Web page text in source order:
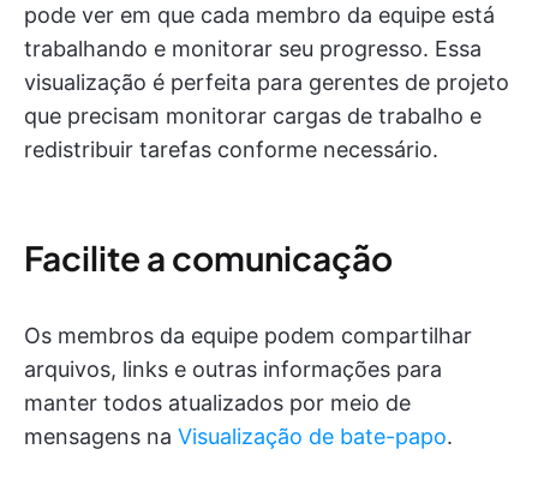
pode ver em que cada membro da equipe está
trabalhando e monitorar seu progresso. Essa
visualização é perfeita para gerentes de projeto
que precisam monitorar cargas de trabalho e
redistribuir tarefas conforme necessário.
Facilite a comunicação
Os membros da equipe podem compartilhar
arquivos, links e outras informações para
manter todos atualizados por meio de
mensagens na Visualização de bate-papo.